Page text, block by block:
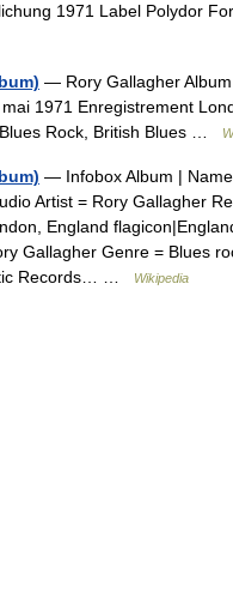
1971 Label Polydor
— Rory Gallagher
1971 Enregistrement
Rock, British Blues …
— Infobox Album |
Artist = Rory Gallagher
England
Gallagher Genre = Blues
Records… …
Wikipedia